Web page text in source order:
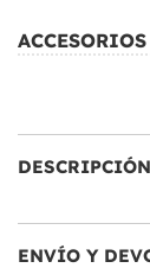
DESCRIPCIÓN
ENVÍO Y